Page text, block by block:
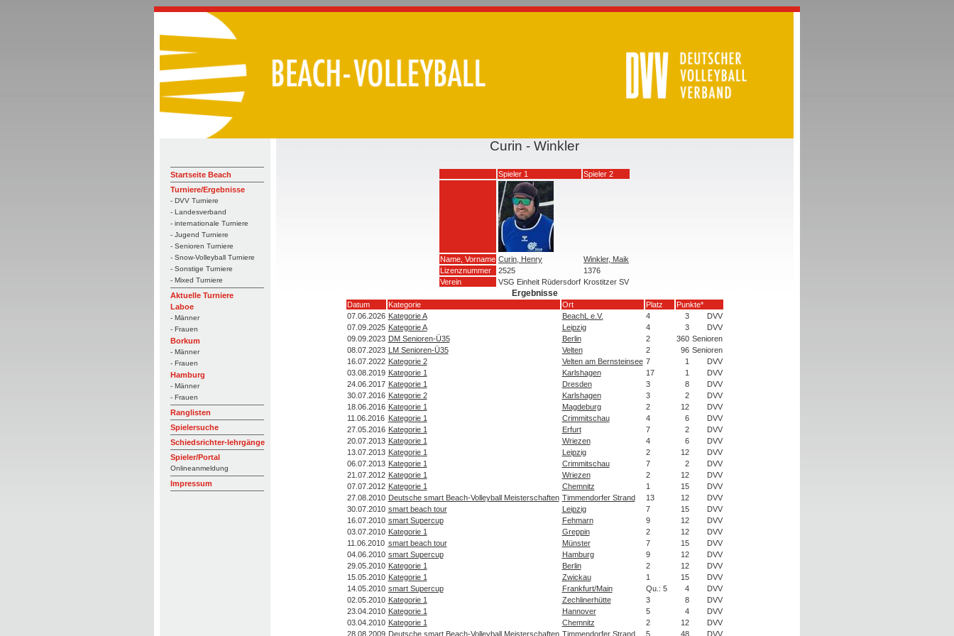
Startseite Beach
Turniere/Ergebnisse
- DVV Turniere
- Landesverband
- internationale Turniere
- Jugend Turniere
- Senioren Turniere
- Snow-Volleyball Turniere
- Sonstige Turniere
- Mixed Turniere
Aktuelle Turniere
Laboe
- Männer
- Frauen
Borkum
- Männer
- Frauen
Hamburg
- Männer
- Frauen
Ranglisten
Spielersuche
Schiedsrichter-lehrgänge
Spieler/Portal
Onlineanmeldung
Impressum
Curin - Winkler
Spieler 1 Spieler 2
Name, Vorname Curin, Henry
Winkler, Maik
Lizenznummer
2525
1376
Verein
VSG Einheit Rüdersdorf Krostitzer SV
Ergebnisse
Datum Kategorie Ort Platz
Punkte*
07.06.2026 Kategorie A BeachL e.V. 4 3
DVV
07.09.2025 Kategorie A Leipzig 4 3
DVV
09.09.2023 DM Senioren-Ü35 Berlin 2 360 Senioren
08.07.2023 LM Senioren-Ü35 Velten 2 96 Senioren
16.07.2022 Kategorie 2 Velten am Bernsteinsee 7 1
DVV
03.08.2019 Kategorie 1 Karlshagen 17 1
DVV
24.06.2017 Kategorie 1 Dresden 3 8
DVV
30.07.2016 Kategorie 2 Karlshagen 3 2
DVV
18.06.2016 Kategorie 1 Magdeburg 2 12
DVV
11.06.2016 Kategorie 1 Crimmitschau 4 6
DVV
27.05.2016 Kategorie 1 Erfurt 7 2
DVV
20.07.2013 Kategorie 1 Wriezen 4 6
DVV
13.07.2013 Kategorie 1 Leipzig 2 12
DVV
06.07.2013 Kategorie 1 Crimmitschau 7 2
DVV
21.07.2012 Kategorie 1 Wriezen 2 12
DVV
07.07.2012 Kategorie 1 Chemnitz 1 15
DVV
27.08.2010 Deutsche smart Beach-Volleyball Meisterschaften Timmendorfer Strand 13 12
DVV
30.07.2010 smart beach tour Leipzig 7 15
DVV
16.07.2010 smart Supercup Fehmarn 9 12
DVV
03.07.2010 Kategorie 1 Greppin 2 12
DVV
11.06.2010 smart beach tour Münster 7 15
DVV
04.06.2010 smart Supercup Hamburg 9 12
DVV
29.05.2010 Kategorie 1 Berlin 2 12
DVV
15.05.2010 Kategorie 1 Zwickau 1 15
DVV
14.05.2010 smart Supercup Frankfurt/Main Qu.: 5 4
DVV
02.05.2010 Kategorie 1 Zechlinerhütte 3 8
DVV
23.04.2010 Kategorie 1 Hannover 5 4
DVV
03.04.2010 Kategorie 1 Chemnitz 2 12
DVV
28.08.2009 Deutsche smart Beach-Volleyball Meisterschaften Timmendorfer Strand 5 48 DVV